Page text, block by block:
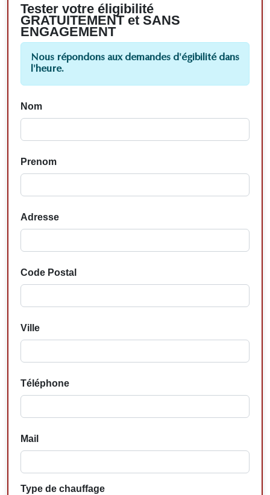
Tester votre éligibilité
GRATUITEMENT et SANS
ENGAGEMENT
Nous répondons aux demandes d'égibilité dans
l'heure.
Nom
Prenom
Adresse
Code Postal
Ville
Téléphone
Mail
Type de chauffage